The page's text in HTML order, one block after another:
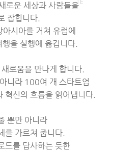
TE
로운 세상과 사람들을
잡힙니다.
시아를 거쳐 유럽에
을 실행에 옮깁니다.
로움을 만나게 합니다.
니라 100여 개 스타트업
혁신의 흐름을 읽어냅니다.
뿐만 아니라
를 가르쳐 줍니다.
드를 답사하는 듯한